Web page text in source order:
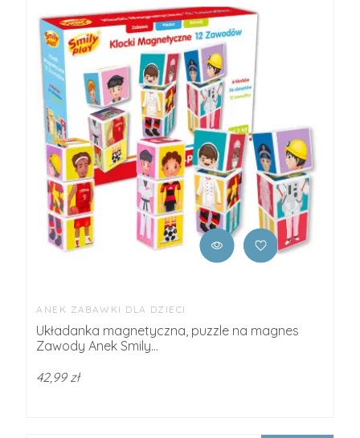
ANEK ZABAWKI DLA DZIECI
Układanka magnetyczna, puzzle na magnes
Zawody Anek Smily...
42,99 zł